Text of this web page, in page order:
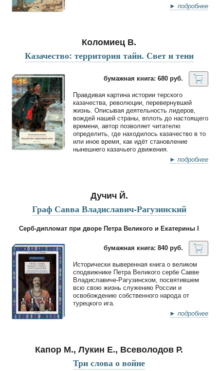
► подробнее
Коломиец В.
Казачество: территория тайн. Свет и тени
бумажная книга: 680 руб.
Правдивая картина истории терского
казачества, революции, перевернувшей
жизнь. Описывая деятельность лидеров,
вождей нашей страны, вплоть до настоящего
времени, автор позволяет читателю
определить, где находилось казачество в то
или иное время, как идёт становление
нынешнего казачьего движения.
► подробнее
Дучич Й.
Граф Савва Владиславич-Рагузинский
Серб-дипломат при дворе Петра Великого и Екатерины I
бумажная книга: 840 руб.
Исторически выверенная книга о великом
сподвижнике Петра Великого сербе Савве
Владиславиче-Рагузинском, посвятившем
всю свою жизнь служению России и
освобождению собственного народа от
турецкого ига.
► подробнее
Капор М., Лукин Е., Всеволодов Р.
Три слова о войне